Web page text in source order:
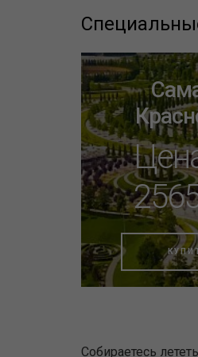
Собираетесь